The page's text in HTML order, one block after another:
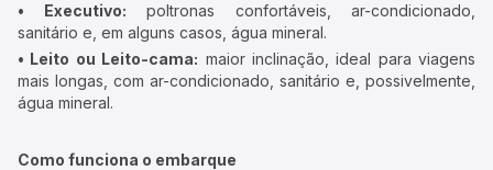
• Executivo: poltronas confortáveis, ar-condicionado,
sanitário e, em alguns casos, água mineral.
• Leito ou Leito-cama: maior inclinação, ideal para viagens
mais longas, com ar-condicionado, sanitário e, possivelmente,
água mineral.
Como funciona o embarque